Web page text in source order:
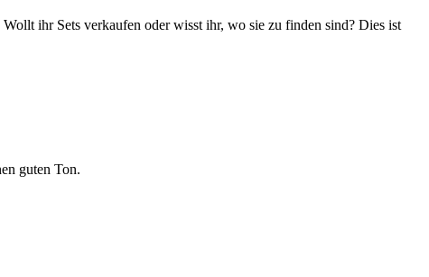
ihr Sets verkaufen oder wisst ihr, wo sie zu finden sind? Dies ist
guten Ton.